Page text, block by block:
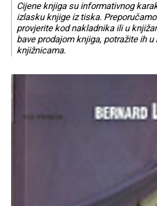
Cijene knjiga su informativnog
izlasku knjige iz tiska.
provjerite kod nakladnika ili u
bave prodajom knjiga, potražite ih
knjižnicama.